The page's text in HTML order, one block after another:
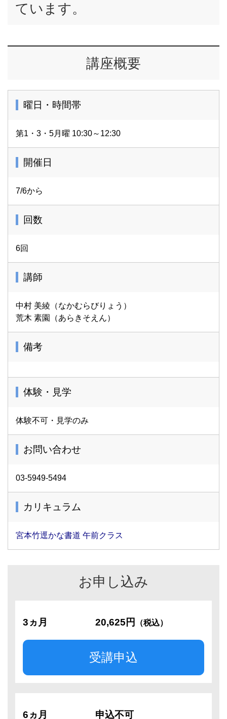
ています。
講座概要
曜日・時間帯
第1・3・5月曜 10:30～12:30
開催日
7/6から
回数
6回
講師
中村 美綾（なかむらびりょう）
荒木 素園（あらきそえん）
備考
体験・見学
体験不可・見学のみ
お問い合わせ
03-5949-5494
カリキュラム
宮本竹逕かな書道 午前クラス
お申し込み
3ヵ月 20,625円 （税込）
受講申込
6ヵ月 申込不可